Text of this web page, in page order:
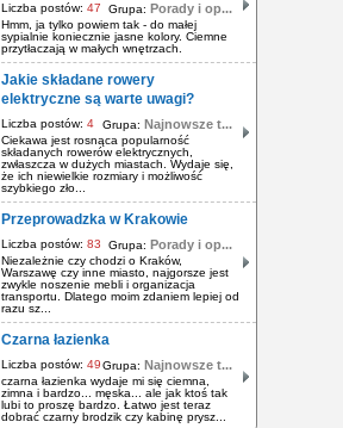
Liczba postów: 47 Grupa: Porady i op...
Hmm, ja tylko powiem tak - do małej
sypialnie koniecznie jasne kolory. Ciemne
przytłaczają w małych wnętrzach.
Jakie składane rowery
elektryczne są warte uwagi?
Liczba postów: 4 Grupa: Najnowsze t...
Ciekawa jest rosnąca popularność
składanych rowerów elektrycznych,
zwłaszcza w dużych miastach. Wydaje się,
że ich niewielkie rozmiary i możliwość
szybkiego zło...
Przeprowadzka w Krakowie
Liczba postów: 83 Grupa: Porady i op...
Niezależnie czy chodzi o Kraków,
Warszawę czy inne miasto, najgorsze jest
zwykle noszenie mebli i organizacja
transportu. Dlatego moim zdaniem lepiej od
razu sz...
Czarna łazienka
Liczba postów: 49Grupa: Najnowsze t...
czarna łazienka wydaje mi się ciemna,
zimna i bardzo... męska... ale jak ktoś tak
lubi to proszę bardzo. Łatwo jest teraz
dobrać czarny brodzik czy kabinę prysz...